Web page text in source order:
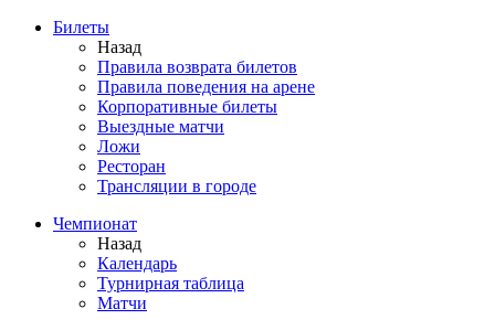
Билеты
Назад
Правила возврата билетов
Правила поведения на арене
Корпоративные билеты
Выездные матчи
Ложи
Ресторан
Трансляции в городе
Чемпионат
Назад
Календарь
Турнирная таблица
Матчи